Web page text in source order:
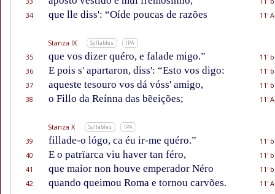
34
que lle diss': “Oíde poucas de razões 11' A
Stanza IX Syllables IPA
35 que vos dizer quéro, e falade migo.”
11' b
36
E pois s' apartaron, diss': “Esto vos digo:
11' b
37
aqueste tesouro vos dá vóss' amigo,
11' b
38
o Fillo da Reínna das bẽeições; 11' A
Stanza X Syllables IPA
39 fillade-o lógo, ca éu ir-me quéro.”
11' b
40
E o patrïarca viu haver tan féro,
11' b
41
que maior non houve emperador Néro
11' b
42
quando queimou Roma e tornou carvões.
11' A